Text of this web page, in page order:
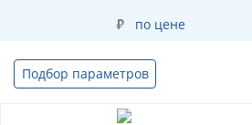
по цене
Подбор параметров